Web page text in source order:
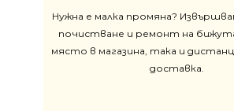
Нужна е малка промяна?
почистване и ремонт на
място в магазина, така и
доставка.